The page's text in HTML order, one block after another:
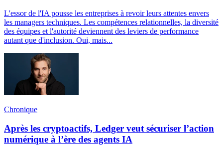
L'essor de l'IA pousse les entreprises à revoir leurs attentes envers
les managers techniques. Les compétences relationnelles, la diversité
des équipes et l'autorité deviennent des leviers de performance
autant que d'inclusion. Oui, mais...
Chronique
Après les cryptoactifs, Ledger veut sécuriser l’action
numérique à l’ère des agents IA